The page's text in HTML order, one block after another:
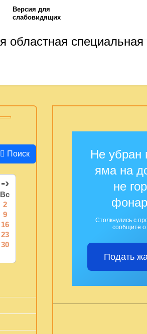
Версия для
слабовидящих
Поиск
-›
Вс
2
9
16
23
30
Не убран
яма на
не
Столкнулись с
сообщите о
Подать